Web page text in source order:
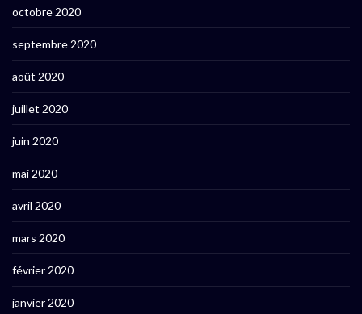
octobre 2020
septembre 2020
août 2020
juillet 2020
juin 2020
mai 2020
avril 2020
mars 2020
février 2020
janvier 2020